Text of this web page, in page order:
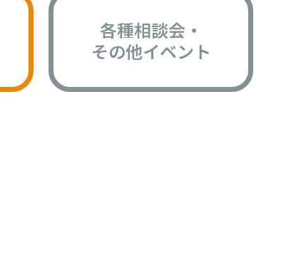
各種相談会・
その他イベント